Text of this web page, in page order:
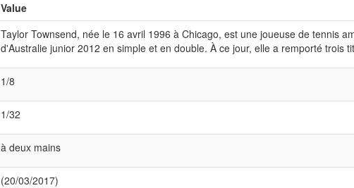
Value
Taylor Townsend, née le 16 avril 1996 à Chicago, est une joueuse de tennis
d'Australie junior 2012 en simple et en double. À ce jour, elle a remporté trois
1/8
1/32
à deux mains
(20/03/2017)